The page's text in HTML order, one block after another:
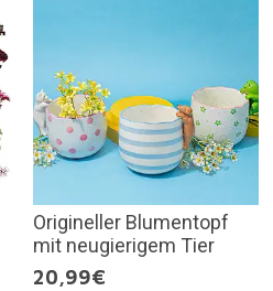
Origineller Blumentopf
mit neugierigem Tier
20,99€